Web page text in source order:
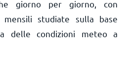
giorno per giorno, con
mensili studiate sulla base
delle condizioni meteo a